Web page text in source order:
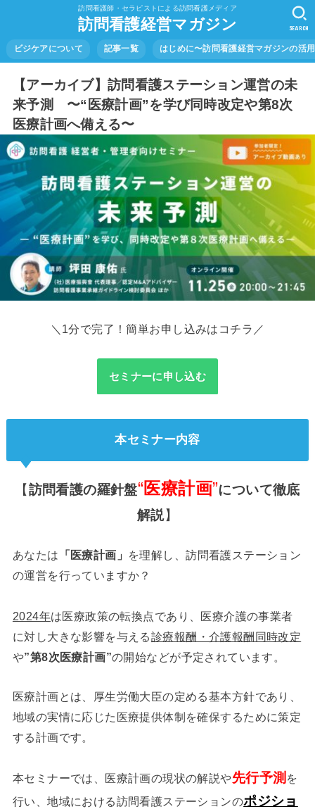
訪問看護師・セラピストによる訪問看護メディア
訪問看護経営マガジン
ビジケアについて 記事一覧 はじめに〜訪問看護経営マガジンの活
SEARCH
【アーカイブ】訪問看護ステーション運営の未
来予測 〜“医療計画”を学び同時改定や第8次
医療計画へ備える〜
＼1分で完了！簡単お申し込みはコチラ／
セミナーに申し込む
本セミナー内容
【訪問看護の羅針盤“医療計画”について徹底
解説】
あなたは 「医療計画」
を理解し、訪問看護ステーション
の運営を行っていますか？
2024年は医療政策の転換点であり、医療介護の事業者
に対し大きな影響を与える診療報酬・介護報酬同時改定
や”第8次医療計画”の開始などが予定されています。
医療計画とは、厚生労働大臣の定める基本方針であり、
地域の実情に応じた医療提供体制を確保するために策定
する計画です。
本セミナーでは、医療計画の現状の解説や先行予測 を
行い、地域における訪問看護ステーションのポジショ